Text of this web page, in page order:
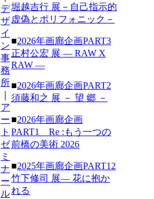
堀越吉行 展－自己指示的
虚偽とポリフォニック－
■2026年画廊企画PART3
正村公宏 展 ― RAW X
RAW ―
■2026年画廊企画PART2
須藤和之 展 － 望 郷 －
■2026年画廊企画
PART1 Re :もう一つの
前橋の美術 2026
■2025年画廊企画PART12
竹下修司 展― 花に抱か
れる
デ
ザ
イ
ン
事
務
所
ア
ー
ト
ゼ
ミ
ナ
ー
ル